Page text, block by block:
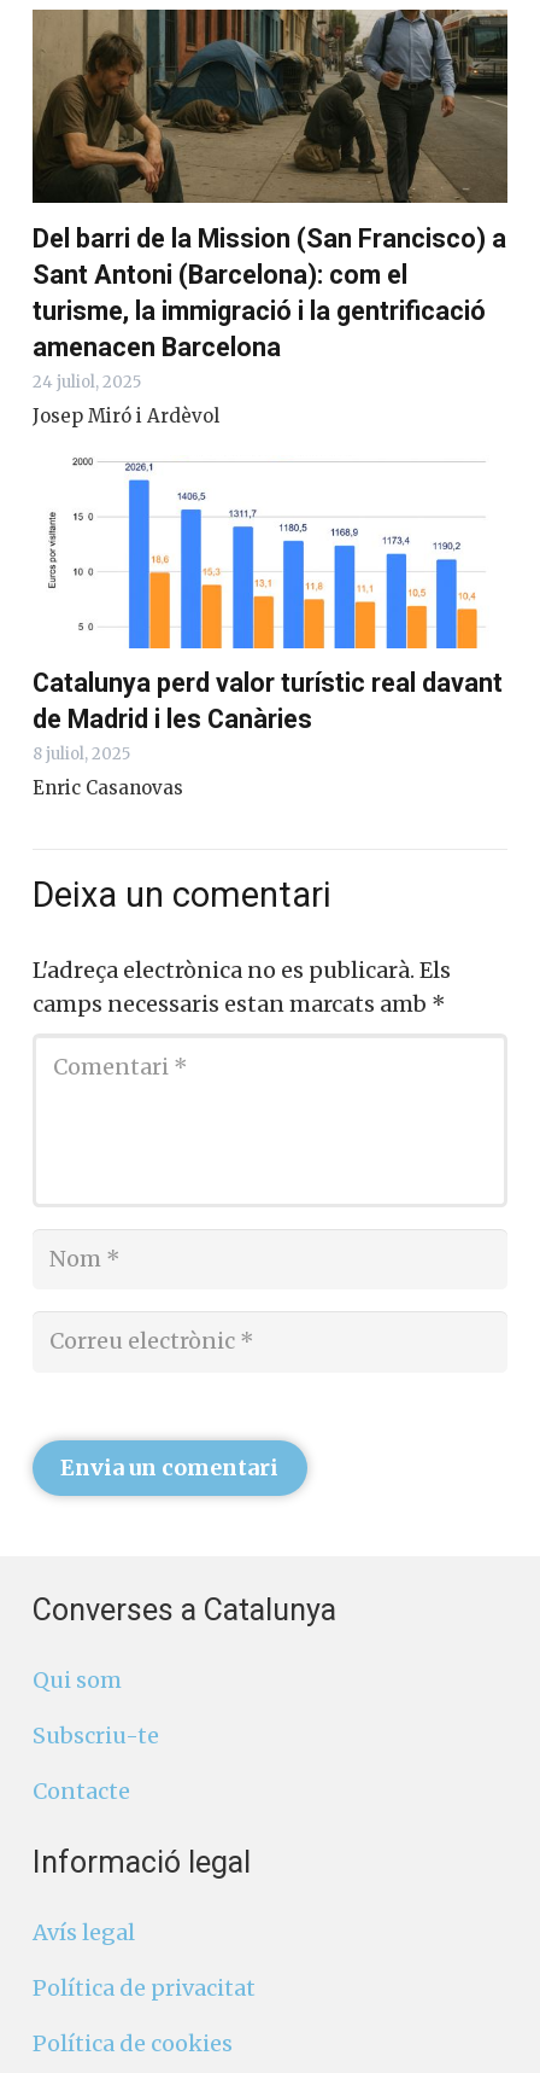
Del barri de la Mission (San Francisco) a
Sant Antoni (Barcelona): com el
turisme, la immigració i la gentrificació
amenacen Barcelona
24 juliol, 2025
Josep Miró i Ardèvol
Catalunya perd valor turístic real davant
de Madrid i les Canàries
8 juliol, 2025
Enric Casanovas
Deixa un comentari
L'adreça electrònica no es publicarà. Els
camps necessaris estan marcats amb *
Envia un comentari
Converses a Catalunya
Qui som
Subscriu-te
Contacte
Informació legal
Avís legal
Política de privacitat
Política de cookies